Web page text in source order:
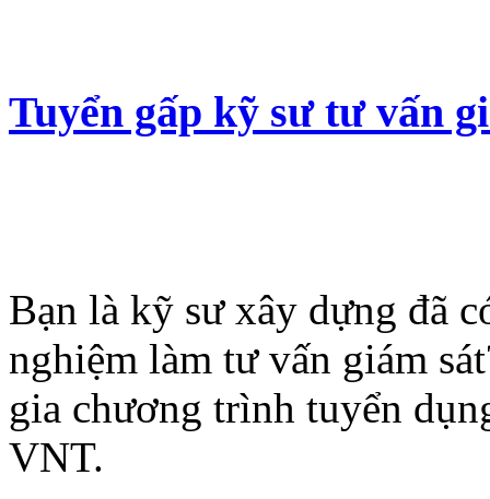
Tuyển gấp kỹ sư tư vấn
Bạn là kỹ sư xây dựng đã
nghiệm làm tư vấn giám
gia chương trình tuyển
VNT.